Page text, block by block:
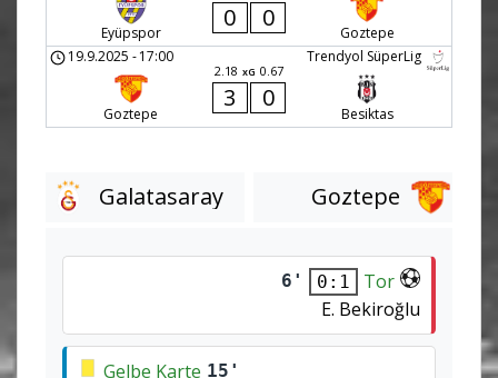
Eyüpspor
0 0
Goztepe
Trendyol SüperLig
19.9.2025 -17:00
Goztepe
2.18 xG 0.67
3 0
Besiktas
Galatasaray Goztepe
6' 0:1
Tor
E. Bekiroğlu
Gelbe Karte 15'